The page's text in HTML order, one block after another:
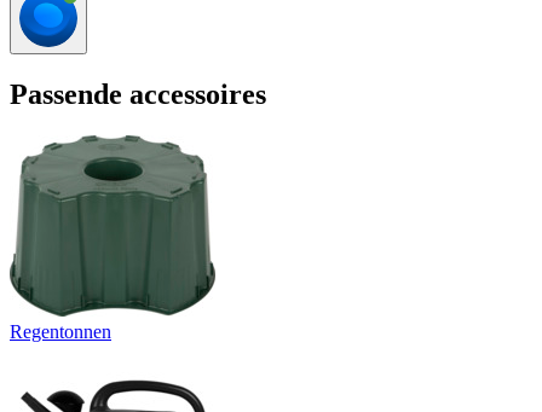
Passende accessoires
Regentonnen